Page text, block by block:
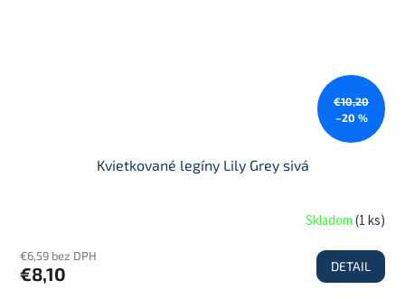
€10,20
–20 %
Kvietkované legíny Lily Grey sivá
Skladom(1 ks)
€6,59 bez DPH
€8,10 DETAIL